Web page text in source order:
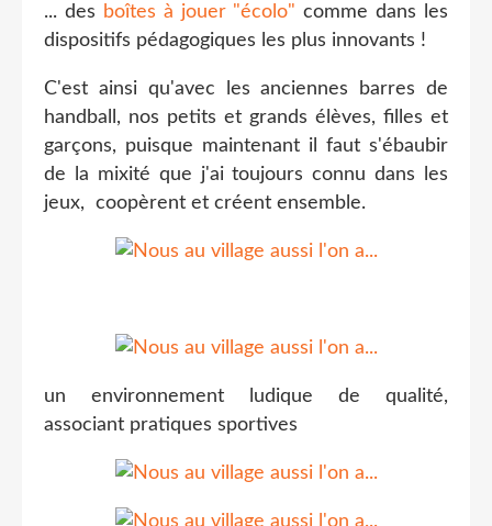
... des boîtes à jouer "écolo" comme dans les
dispositifs pédagogiques les plus innovants !
C'est ainsi qu'avec les anciennes barres de
handball, nos petits et grands élèves, filles et
garçons, puisque maintenant il faut s'ébaubir
de la mixité que j'ai toujours connu dans les
jeux, coopèrent et créent ensemble.
un environnement ludique de qualité,
associant pratiques sportives